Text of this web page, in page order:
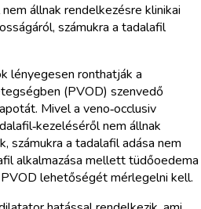
állnak rendelkezésre klinikai
számukra a tadalafil
lényegesen ronthatják a
(PVOD) szenvedő
Mivel a veno‑occlusiv
nem állnak
számukra a tadalafil adása nem
alkalmazása mellett tüdőoedema
lehetőségét mérlegelni kell.